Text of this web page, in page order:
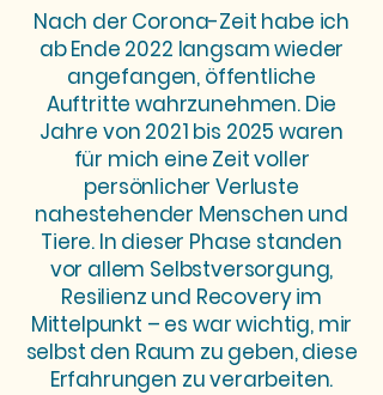
Nach der Corona-Zeit habe ich
ab Ende 2022 langsam wieder
angefangen, öffentliche
Auftritte wahrzunehmen. Die
Jahre von 2021 bis 2025 waren
für mich eine Zeit voller
persönlicher Verluste
nahestehender Menschen und
Tiere. In dieser Phase standen
vor allem Selbstversorgung,
Resilienz und Recovery im
Mittelpunkt – es war wichtig, mir
selbst den Raum zu geben, diese
Erfahrungen zu verarbeiten.